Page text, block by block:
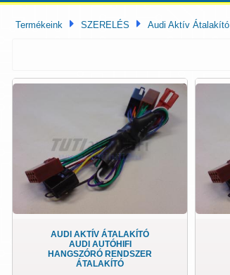
Termékeink SZERELÉS Audi Aktív Átalakító
AUDI AKTÍV ÁTALAKÍTÓ
AUDI AUTÓHIFI
HANGSZÓRÓ RENDSZER
ÁTALAKÍTÓ